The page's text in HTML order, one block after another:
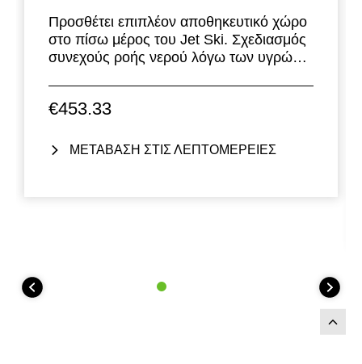
Προσθέτει επιπλέον αποθηκευτικό χώρο
στο πίσω μέρος του Jet Ski. Σχεδιασμός
συνεχούς ροής νερού λόγω των υγρών
€453.33
ΜΕΤΑΒΑΣΗ ΣΤΙΣ ΛΕΠΤΟΜΕΡΕΙΕΣ